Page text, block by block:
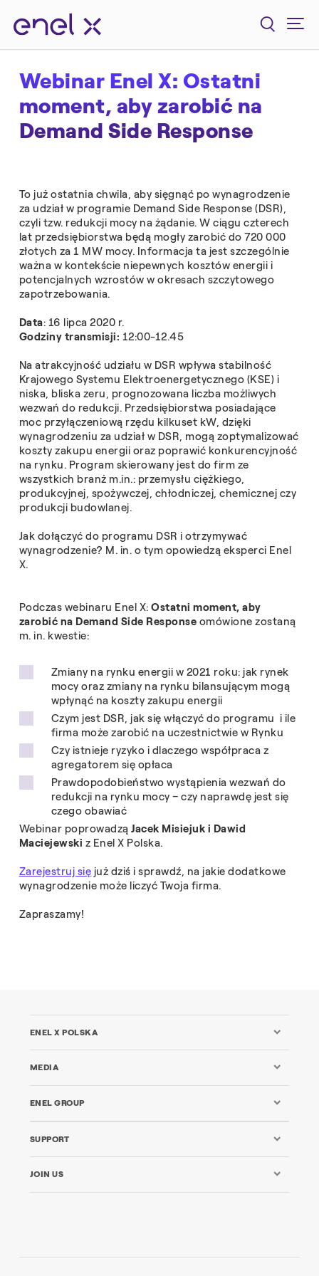
Webinar Enel X: Ostatni
moment, aby zarobić na
Demand Side Response
To już ostatnia chwila, aby sięgnąć po wynagrodzenie
za udział w programie Demand Side Response (DSR),
czyli tzw. redukcji mocy na żądanie. W ciągu czterech
lat przedsiębiorstwa będą mogły zarobić do 720 000
złotych za 1 MW mocy. Informacja ta jest szczególnie
ważna w kontekście niepewnych kosztów energii i
potencjalnych wzrostów w okresach szczytowego
zapotrzebowania.
Data: 16 lipca 2020 r.
Godziny transmisji: 12:00-12.45
Na atrakcyjność udziału w DSR wpływa stabilność
Krajowego Systemu Elektroenergetycznego (KSE) i
niska, bliska zeru, prognozowana liczba możliwych
wezwań do redukcji. Przedsiębiorstwa posiadające
moc przyłączeniową rzędu kilkuset kW, dzięki
wynagrodzeniu za udział w DSR, mogą zoptymalizować
koszty zakupu energii oraz poprawić konkurencyjność
na rynku. Program skierowany jest do firm ze
wszystkich branż m.in.: przemysłu ciężkiego,
produkcyjnej, spożywczej, chłodniczej, chemicznej czy
produkcji budowlanej.
Jak dołączyć do programu DSR i otrzymywać
wynagrodzenie? M. in. o tym opowiedzą eksperci Enel
X.
Podczas webinaru Enel X:Ostatni moment, aby
zarobić na Demand Side Response omówione zostaną
m. in. kwestie:
Zmiany na rynku energii w 2021 roku: jak rynek
mocy oraz zmiany na rynku bilansującym mogą
wpłynąć na koszty zakupu energii
Czym jest DSR, jak się włączyć do programu i ile
firma może zarobić na uczestnictwie w Rynku
Czy istnieje ryzyko i dlaczego współpraca z
agregatorem się opłaca
Prawdopodobieństwo wystąpienia wezwań do
redukcji na rynku mocy – czy naprawdę jest się
czego obawiać
Webinar poprowadząJacek Misiejuk i Dawid
Maciejewski z Enel X Polska.
Zarejestruj się już dziś i sprawdź, na jakie dodatkowe
wynagrodzenie może liczyć Twoja firma.
Zapraszamy!
ENEL X POLSKA
MEDIA
ENEL GROUP
SUPPORT
JOIN US